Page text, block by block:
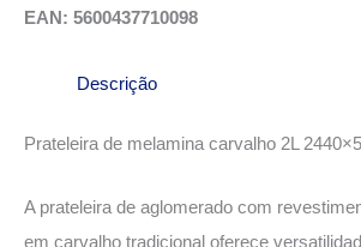
EAN: 5600437710098
Descrição
Prateleira de melamina carvalho 2L
A prateleira de aglomerado com
em carvalho tradicional oferece